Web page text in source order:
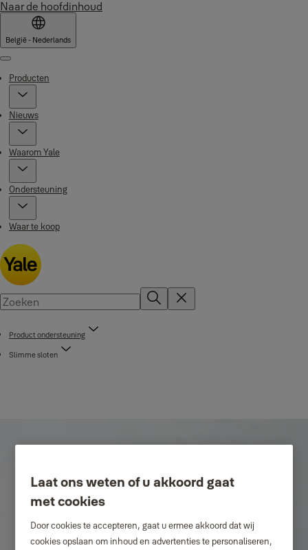
Naar de hoofdinhoud
België - Nederlands
Menu
Producten
Nieuws
Waarom Yale
Ondersteuning
Waar te koop
Product ondersteuning
Slimme sloten
Laat ons weten of u akkoord gaat
met cookies
Door cookies te accepteren, gaat u ermee akkoord dat wij
cookies opslaan om inhoud en advertenties te personaliseren,